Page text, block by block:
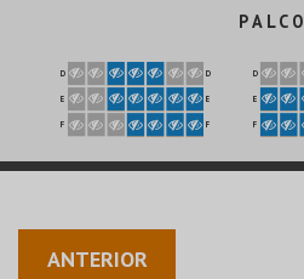
DESPORTO & AVENTURA
P A L C O
D D D
E E E
F F F
ANTERIOR